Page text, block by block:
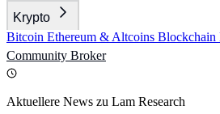
Krypto
Bitcoin Ethereum & Altcoins Blockchain
Community Broker
Aktuellere News zu Lam Research